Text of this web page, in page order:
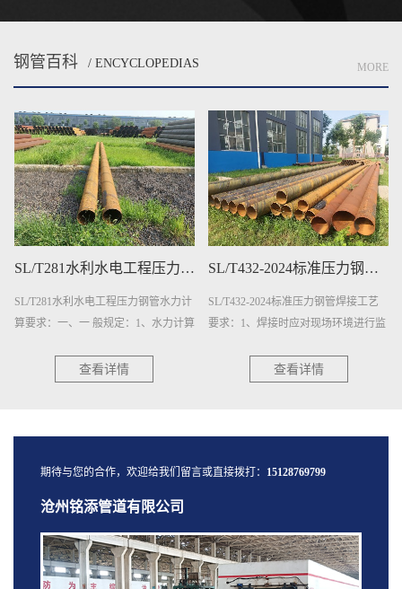
钢管百科 / ENCYCLOPEDIAS MORE
SL/T432-2024标准压力钢管焊接工艺要求
SL/T432-2024标准压力钢管焊接工艺
要求：1、焊接时应对现场环境进行监
措施后方可焊接：a）气体···
查看详情
三层结构聚乙烯(3PE)防腐钢管质量检验
三层结构聚乙烯(3PE)防腐钢管质量检
验：1、钢管表面处理的质量检验：
表面除锈等级检验,用GB/T···
查看详情
期待与您的合作，欢迎给我们留言或直接拨打： 15128769799
沧州铭添管道有限公司